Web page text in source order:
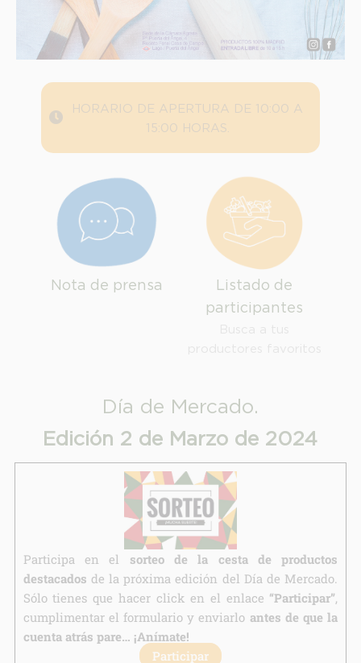
HORARIO DE APERTURA DE 10:00 A
15:00 HORAS.
Nota de prensa
Listado de
participantes
Día de Mercado.
Edición 2 de Marzo de 2024
Participa en el sorteo de la cesta de productos
destacados de la próxima edición del Día de Mercado.
Sólo tienes que hacer click en el enlace “Participar”,
cumplimentar el formulario y enviarlo antes de que la
cuenta atrás pare… ¡Anímate!
Participar
INFORMACION SOBRE LA PROTECCIÓN DE TUS DATOS
Finalidad:
Legitimación:
Destinatarios:
Derechos:
link
link